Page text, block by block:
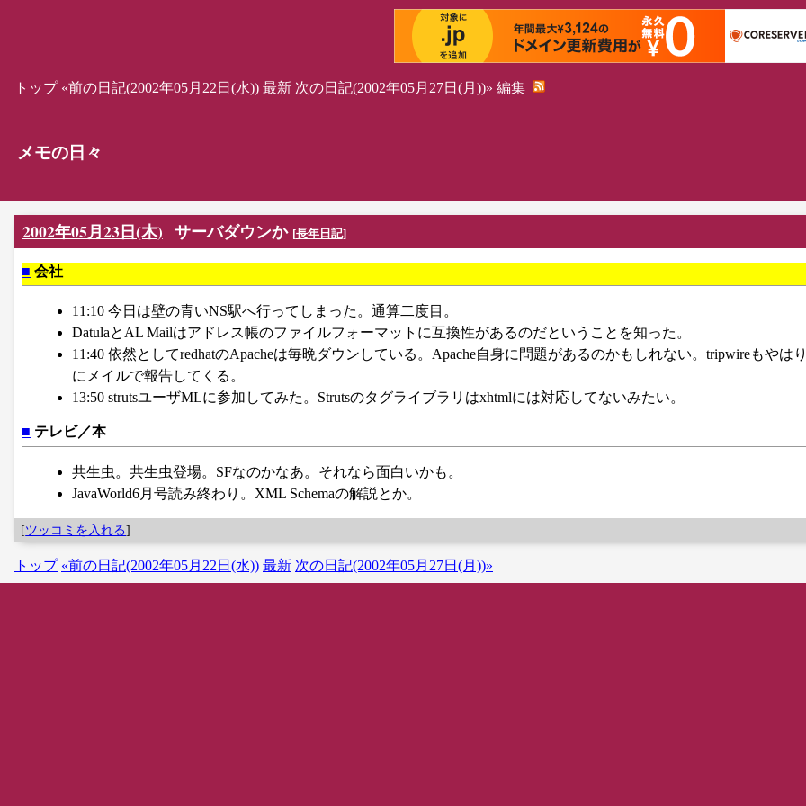
トップ «前の日記(2002年05月22日(水)) 最新 次の日記(2002年05月27日(月))» 編集
メモの日々
2002年05月23日(木) サーバダウンか [長年日記]
■ 会社
11:10 今日は壁の青いNS駅へ行ってしまった。通算二度目。
DatulaとAL Mailはアドレス帳のファイルフォーマットに互換性があるのだということを知った。
11:40 依然としてredhatのApacheは毎晩ダウンしている。Apache自身に問題があるのかもしれない。tripwireもやは
にメイルで報告してくる。
13:50 strutsユーザMLに参加してみた。Strutsのタグライブラリはxhtmlには対応してないみたい。
■ テレビ／本
共生虫。共生虫登場。SFなのかなあ。それなら面白いかも。
JavaWorld6月号読み終わり。XML Schemaの解説とか。
[ツッコミを入れる]
トップ «前の日記(2002年05月22日(水)) 最新 次の日記(2002年05月27日(月))»